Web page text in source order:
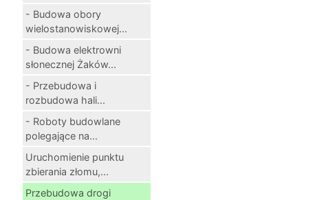
- Budowa obory
wielostanowiskowej...
- Budowa elektrowni
słonecznej Żaków...
- Przebudowa i
rozbudowa hali...
- Roboty budowlane
polegające na...
Uruchomienie punktu
zbierania złomu,...
Przebudowa drogi